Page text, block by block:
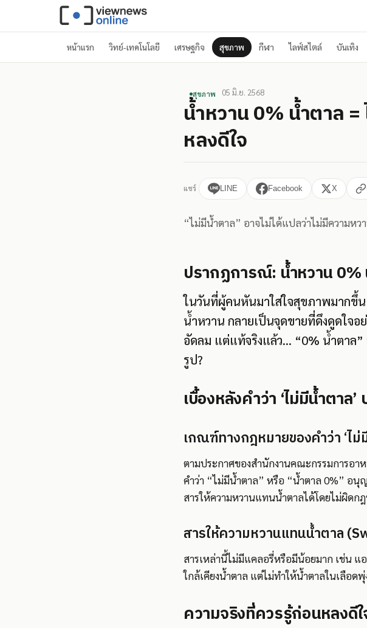
หน้าแรก วิทย์-เทคโนโลยี เศรษฐกิจ สุขภาพ กีฬา ไลฟ์สไตล์ บันเทิง
สุขภาพ 05 มิ.ย. 2568
น้ำหวาน 0% น้ำตาล =
หลงดีใจ
แชร์ LINE Facebook X
“ไม่มีน้ำตาล” อาจไม่ได้แปลว่าไม่มีความห
ปรากฏการณ์: น้ำหวาน 0%
ในวันที่ผู้คนหันมาใส่ใจสุขภาพมากขึ้
น้ำหวาน กลายเป็นจุดขายที่ดึงดูดใจ
อัดลม แต่แท้จริงแล้ว... “0% น้ำตาล
รูป?
เบื้องหลังคำว่า ‘ไม่มีน้ำตาล
เกณฑ์ทางกฎหมายของคำว่า ‘ไม่
ตามประกาศของสำนักงานคณะกรรมการอา
คำว่า “ไม่มีน้ำตาล” หรือ “น้ำตาล 0%” อนุ
สารให้ความหวานแทนน้ำตาลได้โดยไม่ผิดก
สารให้ความหวานแทนน้ำตาล
สารเหล่านี้ไม่มีแคลอรี่หรือมีน้อยมาก เช่น แ
ใกล้เคียงน้ำตาล แต่ไม่ทำให้น้ำตาลในเลือดพุ่
ความจริงที่ควรรู้ก่อนหลงดี